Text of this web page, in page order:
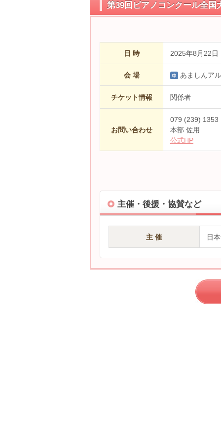
第39回ピアノコンクール全国
日 時 2025年8月22日
会 場 あましんア
チケット情報 関係者
お問い合わせ
079 (239)
本部 佐用
公式HP
主催・後援・協賛など
主 催 日